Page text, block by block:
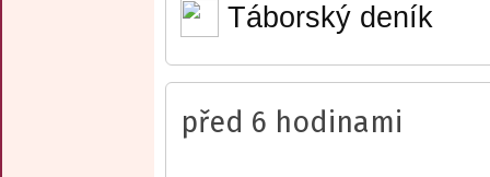
Táborský deník
před 6 hodinami